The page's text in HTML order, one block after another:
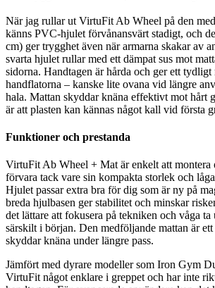
När jag rullar ut VirtuFit Ab Wheel på den
känns PVC-hjulet förvånansvärt stadigt, och
cm) ger trygghet även när armarna skakar av
svarta hjulet rullar med ett dämpat sus mot
sidorna. Handtagen är hårda och ger ett tydligt
handflatorna – kanske lite ovana vid längre
hala. Mattan skyddar knäna effektivt mot hårt
är att plasten kan kännas något kall vid första
Funktioner och prestanda
VirtuFit Ab Wheel + Mat är enkelt att montera
förvara tack vare sin kompakta storlek och
Hjulet passar extra bra för dig som är ny på
breda hjulbasen ger stabilitet och minskar
det lättare att fokusera på tekniken och våga
särskilt i början. Den medföljande mattan är
skyddar knäna under längre pass.
Jämfört med dyrare modeller som Iron Gym
VirtuFit något enklare i greppet och har inte